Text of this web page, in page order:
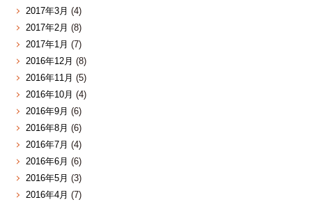
2017年3月 (4)
2017年2月 (8)
2017年1月 (7)
2016年12月 (8)
2016年11月 (5)
2016年10月 (4)
2016年9月 (6)
2016年8月 (6)
2016年7月 (4)
2016年6月 (6)
2016年5月 (3)
2016年4月 (7)